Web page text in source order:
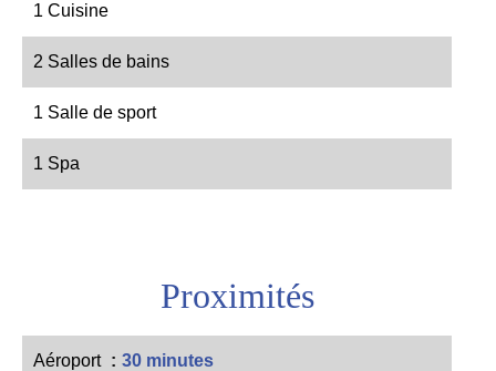
1 Cuisine
2 Salles de bains
1 Salle de sport
1 Spa
Proximités
Aéroport 30 minutes